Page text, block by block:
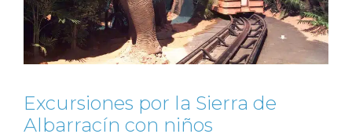
Excursiones por la Sierra de
Albarracín con niños